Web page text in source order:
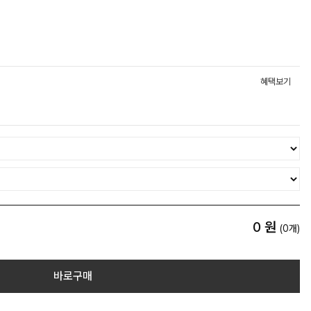
혜택보기
0 원 (0개)
바로구매